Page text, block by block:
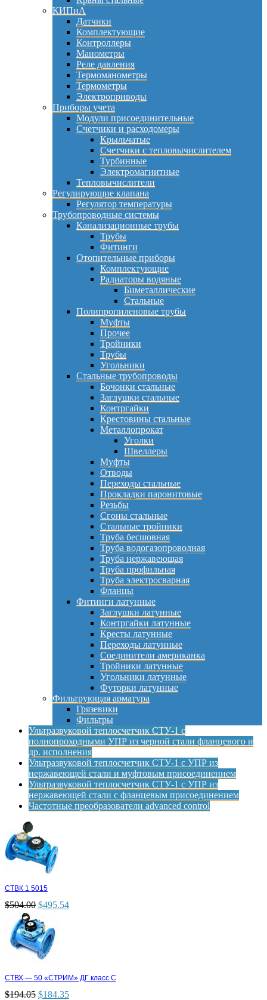
КИПиА
Датчики
Комплектующие
Контроллеры
Манометры
Реле давления
Термоманометры
Термометры
Электроприводы
Приборы учета
Модули присоединительные
Счетчики и расходомеры
Крыльчатые
Счетчики с тепловычислителем
Турбинные
Электромагнитные
Тепловычислители
Регулирующие клапана
Регулятор температуры
Трубопроводные системы
Канализационные трубы
Трубы
Фитинги
Отопительные приборы
Комплектующие
Радиаторы водяные
Биметаллические
Стальные
Полипропиленовые трубы
Муфты
Прочее
Тройники
Трубы
Угольники
Стальные трубопроводы
Бочонки стальные
Заглушки стальные
Контргайки
Крестовины стальные
Металлопрокат
Уголки
Швеллеры
Муфты
Отводы
Переходы стальные
Прокладки паронитовые
Резьбы
Сгоны стальные
Стальные тройники
Труба бесшовная
Труба водогазопроводная
Труба нержавеющая
Труба профильная
Труба электросварная
Фланцы
Фитинги латунные
Заглушки латунные
Контргайки латунные
Кресты латунные
Переходы латунные
Соединители американка
Тройники латунные
Угольники латунные
Футорки латунные
Фильтрующая арматура
Грязевики
Фильтры
Ультразвуковой теплосчетчик СТУ-1 с
полнопроходными УПР из черной стали фланцевого и
др. исполнения
Ультразвуковой теплосчетчик СТУ-1 с УПР из
нержавеющей стали и муфтовым присоединением
Ультразвуковой теплосчетчик СТУ-1 с УПР из
нержавеющей стали с фланцевым присоединением
Частотные преобразователи advanced control
СТВК 1 5015
$504.00 $495.54
СТВХ — 50 «СТРИМ» ДГ класс С
$194.05 $184.35